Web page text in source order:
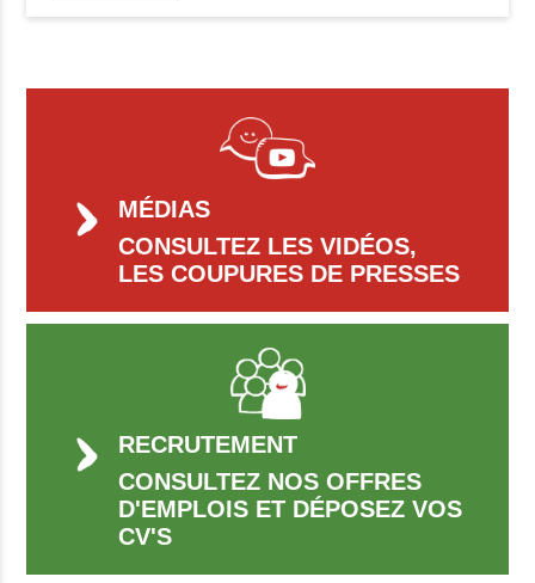
MÉDIAS
CONSULTEZ LES VIDÉOS,
LES COUPURES DE PRESSES
RECRUTEMENT
CONSULTEZ NOS OFFRES
D'EMPLOIS ET DÉPOSEZ VOS
CV'S